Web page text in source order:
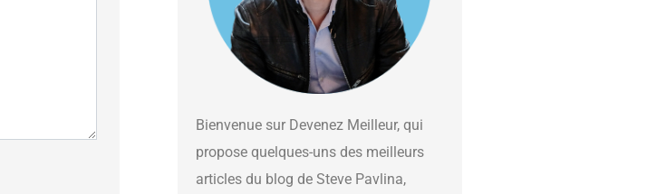
Bienvenue sur Devenez Meilleur, qui
propose quelques-uns des meilleurs
articles du blog de Steve Pavlina,